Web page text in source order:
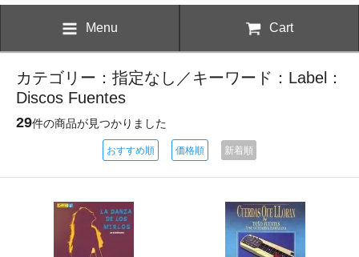
Menu Cart
カテゴリー：指定なし／キーワード：Label：
Discos Fuentes
29件の商品が見つかりました
おすすめ順 価格順 新着順